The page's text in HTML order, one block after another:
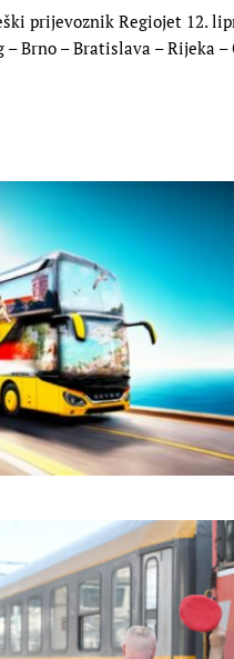
prijevoznik Regiojet 12.
Brno – Bratislava – Rijeka